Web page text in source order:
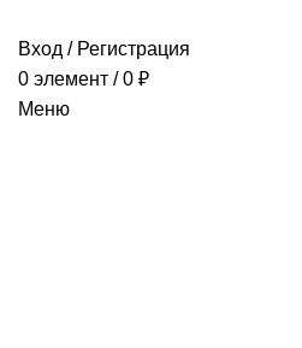
Вход / Регистрация
0 элемент / 0 ₽
Меню